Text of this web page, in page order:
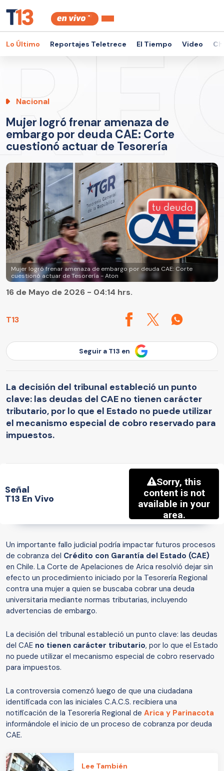
Lo Último Reportajes Teletrece El Tiempo Video
Nacional
Mujer logró frenar amenaza de
embargo por deuda CAE: Corte
cuestionó actuar de Tesorería
Mujer logró frenar amenaza de embargo por deuda CAE: Corte
cuestionó actuar de Tesorería - Aton
T13
16 de Mayo de 2026 - 04:14 hrs.
Seguir a T13 en
La decisión del tribunal estableció un punto
clave: las deudas del CAE no tienen carácter
tributario, por lo que el Estado no puede utilizar
el mecanismo especial de cobro reservado para
impuestos.
Señal
T13 En Vivo
Un importante fallo judicial podría impactar futuros procesos
de cobranza del Crédito con Garantía del Estado (CAE)
en Chile. La Corte de Apelaciones de Arica resolvió dejar sin
efecto un procedimiento iniciado por la Tesorería Regional
contra una mujer a quien se buscaba cobrar una deuda
universitaria mediante normas tributarias, incluyendo
advertencias de embargo.
La decisión del tribunal estableció un punto clave: las deudas
del CAE no tienen carácter tributario, por lo que el Estado
no puede utilizar el mecanismo especial de cobro reservado
para impuestos.
La controversia comenzó luego de que una ciudadana
identificada con las iniciales C.A.C.S. recibiera una
notificación de la Tesorería Regional de Arica y Parinacota
informándole el inicio de un proceso de cobranza por deuda
CAE.
Lee También